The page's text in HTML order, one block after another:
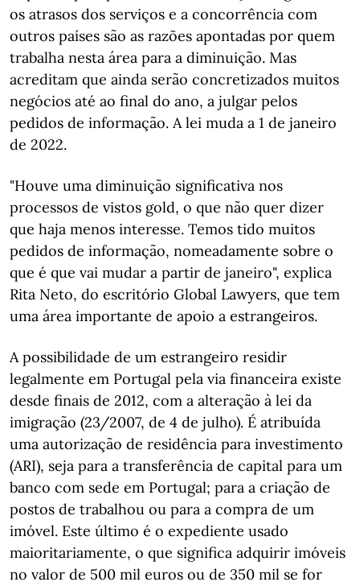
os atrasos dos serviços e a concorrência com
outros países são as razões apontadas por quem
trabalha nesta área para a diminuição. Mas
acreditam que ainda serão concretizados muitos
negócios até ao final do ano, a julgar pelos
pedidos de informação. A lei muda a 1 de janeiro
de 2022.
"Houve uma diminuição significativa nos
processos de vistos gold, o que não quer dizer
que haja menos interesse. Temos tido muitos
pedidos de informação, nomeadamente sobre o
que é que vai mudar a partir de janeiro", explica
Rita Neto, do escritório Global Lawyers, que tem
uma área importante de apoio a estrangeiros.
A possibilidade de um estrangeiro residir
legalmente em Portugal pela via financeira existe
desde finais de 2012, com a alteração à lei da
imigração (23/2007, de 4 de julho). É atribuída
uma autorização de residência para investimento
(ARI), seja para a transferência de capital para um
banco com sede em Portugal; para a criação de
postos de trabalhou ou para a compra de um
imóvel. Este último é o expediente usado
maioritariamente, o que significa adquirir imóveis
no valor de 500 mil euros ou de 350 mil se for